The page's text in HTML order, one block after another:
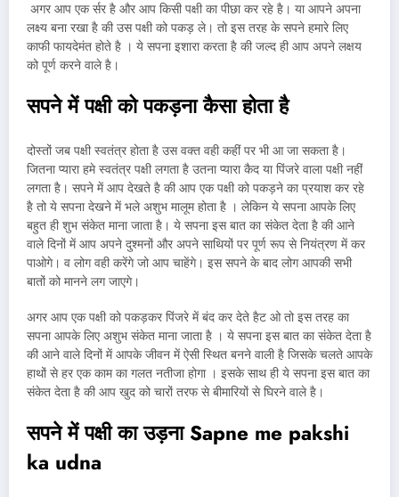
अगर आप एक र्सर है और आप किसी पक्षी का पीछा कर रहे है। या आपने अपना
लक्ष्य बना रखा है की उस पक्षी को पकड़ ले। तो इस तरह के सपने हमारे लिए
काफी फायदेमंत होते है । ये सपना इशारा करता है की जल्द ही आप अपने लक्षय
को पूर्ण करने वाले है।
सपने में पक्षी को पकड़ना कैसा होता है
दोस्तों जब पक्षी स्वतंत्र होता है उस वक्त वही कहीं पर भी आ जा सकता है।
जितना प्यारा हमे स्वतंत्र पक्षी लगता है उतना प्यारा कैद या पिंजरे वाला पक्षी नहीं
लगता है। सपने में आप देखते है की आप एक पक्षी को पकड़ने का प्रयाश कर रहे
है तो ये सपना देखने में भले अशुभ मालूम होता है । लेकिन ये सपना आपके लिए
बहुत ही शुभ संकेत माना जाता है। ये सपना इस बात का संकेत देता है की आने
वाले दिनों में आप अपने दुश्मनों और अपने साथियों पर पूर्ण रूप से नियंत्रण में कर
पाओगे। व लोग वही करेंगे जो आप चाहेंगे। इस सपने के बाद लोग आपकी सभी
बातों को मानने लग जाएगे।
अगर आप एक पक्षी को पकड़कर पिंजरे में बंद कर देते हैट ओ तो इस तरह का
सपना आपके लिए अशुभ संकेत माना जाता है । ये सपना इस बात का संकेत देता है
की आने वाले दिनों में आपके जीवन में ऐसी स्थित बनने वाली है जिसके चलते आपके
हाथों से हर एक काम का गलत नतीजा होगा । इसके साथ ही ये सपना इस बात का
संकेत देता है की आप खुद को चारों तरफ से बीमारियों से घिरने वाले है।
सपने में पक्षी का उड़ना Sapne me pakshi
ka udna